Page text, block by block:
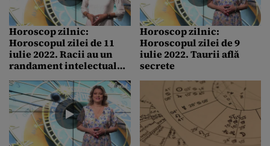
Horoscop zilnic:
Horoscopul zilei de 11
iulie 2022. Racii au un
randament intelectual
Horoscop zilnic:
Horoscopul zilei de 9
iulie 2022. Taurii află
secrete